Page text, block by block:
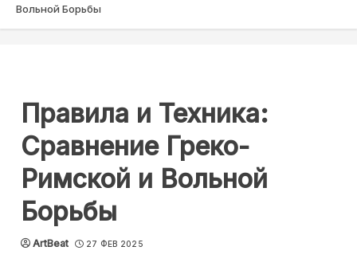
Вольной Борьбы
Правила и Техника:
Сравнение Греко-
Римской и Вольной
Борьбы
ArtBeat 27 ФЕВ 2025